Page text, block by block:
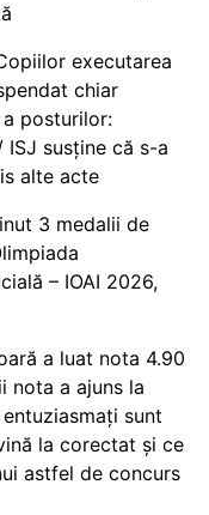
executarea
chiar
posturilor:
susține că s-a
alte acte
3 medalii de
– IOAI 2026,
a luat nota 4.90
nota a ajuns la
sunt
la corectat și ce
astfel de concurs